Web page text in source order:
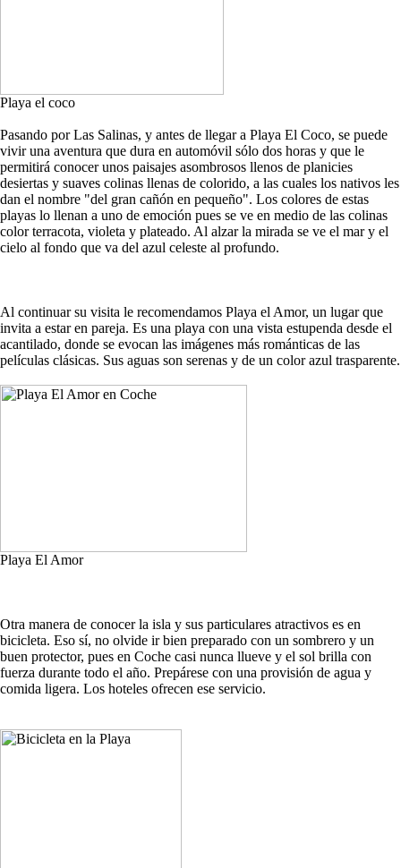
Playa el coco
Pasando por Las Salinas, y antes de llegar a Playa El Coco, se puede
vivir una aventura que dura en automóvil sólo dos horas y que le
permitirá conocer unos paisajes asombrosos llenos de planicies
desiertas y suaves colinas llenas de colorido, a las cuales los nativos les
dan el nombre "del gran cañón en pequeño". Los colores de estas
playas lo llenan a uno de emoción pues se ve en medio de las colinas
color terracota, violeta y plateado. Al alzar la mirada se ve el mar y el
cielo al fondo que va del azul celeste al profundo.
Al continuar su visita le recomendamos Playa el Amor, un lugar que
invita a estar en pareja. Es una playa con una vista estupenda desde el
acantilado, donde se evocan las imágenes más románticas de las
películas clásicas. Sus aguas son serenas y de un color azul trasparente.
Playa El Amor
Otra manera de conocer la isla y sus particulares atractivos es en
bicicleta. Eso sí, no olvide ir bien preparado con un sombrero y un
buen protector, pues en Coche casi nunca llueve y el sol brilla con
fuerza durante todo el año. Prepárese con una provisión de agua y
comida ligera. Los hoteles ofrecen ese servicio.